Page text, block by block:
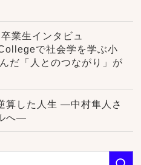
業生インタビュ
で社会学を学ぶ小
だ「人とのつながり」が
算した人生 ―中村隼人さ
へ―